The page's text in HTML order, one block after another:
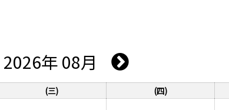
2026年 08月
(三) (四)